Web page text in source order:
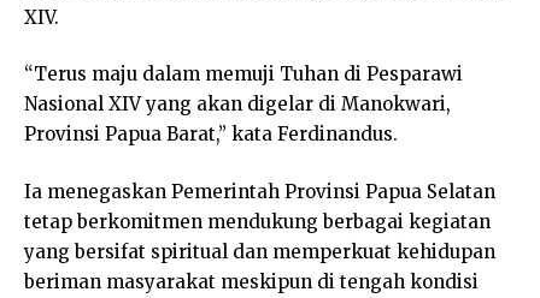
XIV.
“Terus maju dalam memuji Tuhan di Pesparawi
Nasional XIV yang akan digelar di Manokwari,
Provinsi Papua Barat,” kata Ferdinandus.
Ia menegaskan Pemerintah Provinsi Papua Selatan
tetap berkomitmen mendukung berbagai kegiatan
yang bersifat spiritual dan memperkuat kehidupan
beriman masyarakat meskipun di tengah kondisi